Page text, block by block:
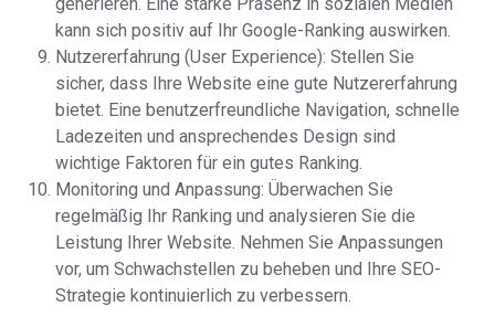
kann sich positiv auf Ihr Google-Ranking auswirken.
Nutzererfahrung (User Experience): Stellen Sie
sicher, dass Ihre Website eine gute Nutzererfahrung
bietet. Eine benutzerfreundliche Navigation, schnelle
Ladezeiten und ansprechendes Design sind
wichtige Faktoren für ein gutes Ranking.
Monitoring und Anpassung: Überwachen Sie
regelmäßig Ihr Ranking und analysieren Sie die
Leistung Ihrer Website. Nehmen Sie Anpassungen
vor, um Schwachstellen zu beheben und Ihre SEO-
Strategie kontinuierlich zu verbessern.